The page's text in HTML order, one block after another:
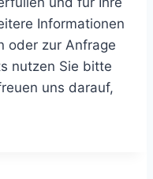
Informationen
oder zur Anfrage
nutzen Sie bitte
uns darauf,